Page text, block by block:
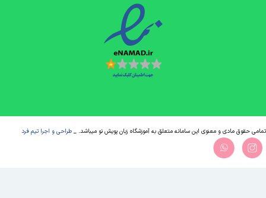
تمامی حقوق مادی و معنوی این سامانه متعلق به آموزشگاه زبان پویش نو میباشد. _ طراحی و اجرا تیم فرد